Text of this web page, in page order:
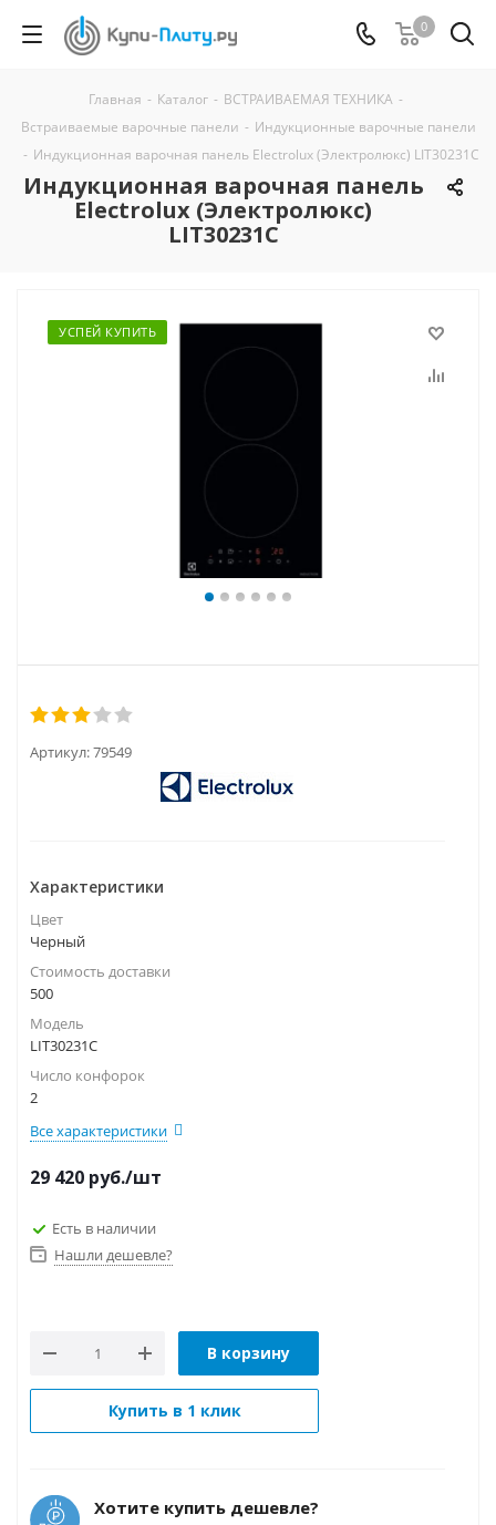
0
Главная - Каталог - ВСТРАИВАЕМАЯ ТЕХНИКА -
Встраиваемые варочные панели - Индукционные варочные панели
- Индукционная варочная панель Electrolux (Электролюкс) LIT30231C
Индукционная варочная панель
Electrolux (Электролюкс)
LIT30231C
УСПЕЙ КУПИТЬ
Артикул:79549
Характеристики
Цвет
Черный
Стоимость доставки
500
Модель
LIT30231C
Число конфорок
2
Все характеристики
29 420 руб./шт
Есть в наличии
Нашли дешевле?
В корзину
Купить в 1 клик
Хотите купить дешевле?